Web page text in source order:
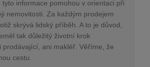
informace pomohou v orientaci při
nemovitosti. Za každým prodejem
skrývá lidský příběh. A to je důvod,
tak důležitý životní krok
prodávající, ani makléř. Věříme, že
cestu.